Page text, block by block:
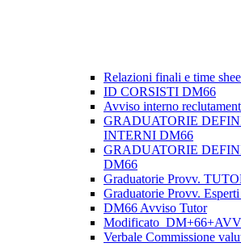
Relazioni finali e time
ID CORSISTI DM66
Avviso interno
GRADUATORIE
INTERNI DM66
GRADUATORIE
DM66
Graduatorie Provv.
Graduatorie Provv.
DM66 Avviso Tutor
Verbale Commissione